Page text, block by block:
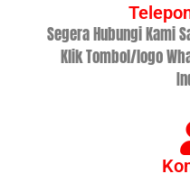
Segera Hubungi Kami
Klik Tombol/logo